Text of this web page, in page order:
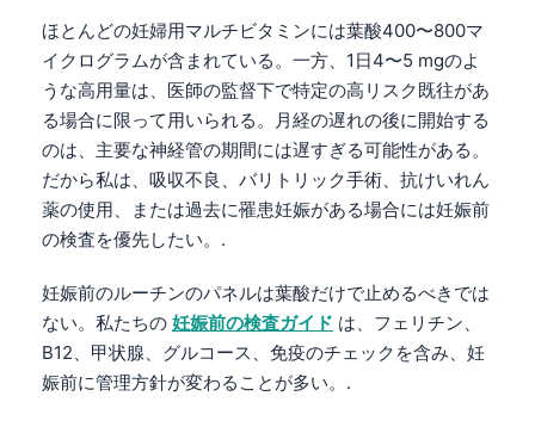
ほとんどの妊婦用マルチビタミンには葉酸400〜800マ
イクログラムが含まれている。一方、1日4〜5 mgのよ
うな高用量は、医師の監督下で特定の高リスク既往があ
る場合に限って用いられる。月経の遅れの後に開始する
のは、主要な神経管の期間には遅すぎる可能性がある。
だから私は、吸収不良、バリトリック手術、抗けいれん
薬の使用、または過去に罹患妊娠がある場合には妊娠前
の検査を優先したい。.
妊娠前のルーチンのパネルは葉酸だけで止めるべきでは
ない。私たちの 妊娠前の検査ガイド は、フェリチン、
B12、甲状腺、グルコース、免疫のチェックを含み、妊
娠前に管理方針が変わることが多い。.